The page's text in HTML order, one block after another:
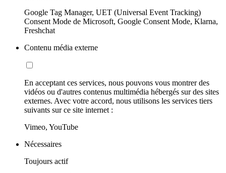
Google Tag Manager, UET (Universal Event Tracking)
Consent Mode de Microsoft, Google Consent Mode, Klarna,
Freshchat
Contenu média externe
En acceptant ces services, nous pouvons vous montrer des
vidéos ou d'autres contenus multimédia hébergés sur des sites
externes. Avec votre accord, nous utilisons les services tiers
suivants sur ce site internet :
Vimeo, YouTube
Nécessaires
Toujours actif